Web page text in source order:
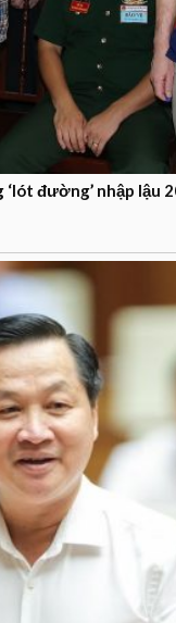
‘lót đường’ nhập lậu